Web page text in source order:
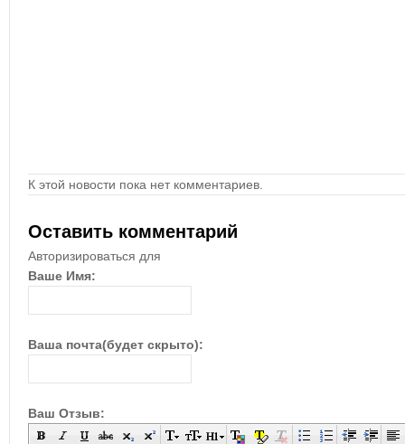
К этой новости пока нет комментариев.
Оставить комментарий
Авторизироваться для
Ваше Имя:
Ваша почта(будет скрыто):
Ваш Отзыв: